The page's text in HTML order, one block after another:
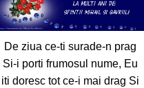
De ziua ce-ti surade-n prag
Si-i porti frumosul nume, Eu
iti doresc tot ce-i mai drag Si